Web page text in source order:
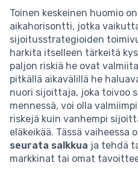
Toinen keskeinen huomio on
aikahorisontti, jotka
sijoitusstrategioiden
harkita itselleen tärkeitä
paljon riskiä he ovat
pitkällä aikavälillä he
nuori sijoittaja, joka toivoo
mennessä, voi olla
riskejä kuin vanhempi
eläkeikää. Tässä vaiheessa
seurata salkkua ja tehdä
markkinat tai omat